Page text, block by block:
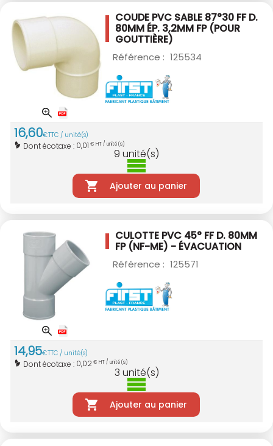
COUDE PVC SABLE 87°30 FF D.
80MM ÉP. 3,2MM FP (POUR
GOUTTIÈRE)
Référence : 125534
16,60€TTC / unité(s)
Dont écotaxe : 0,01 € HT / unité(s)
9 unité(s)
Ajouter au panier
CULOTTE PVC 45° FF D. 80MM
FP (NF-ME) - ÉVACUATION
Référence : 125571
14,95€TTC / unité(s)
Dont écotaxe : 0,02€ HT / unité(s)
3 unité(s)
Ajouter au panier